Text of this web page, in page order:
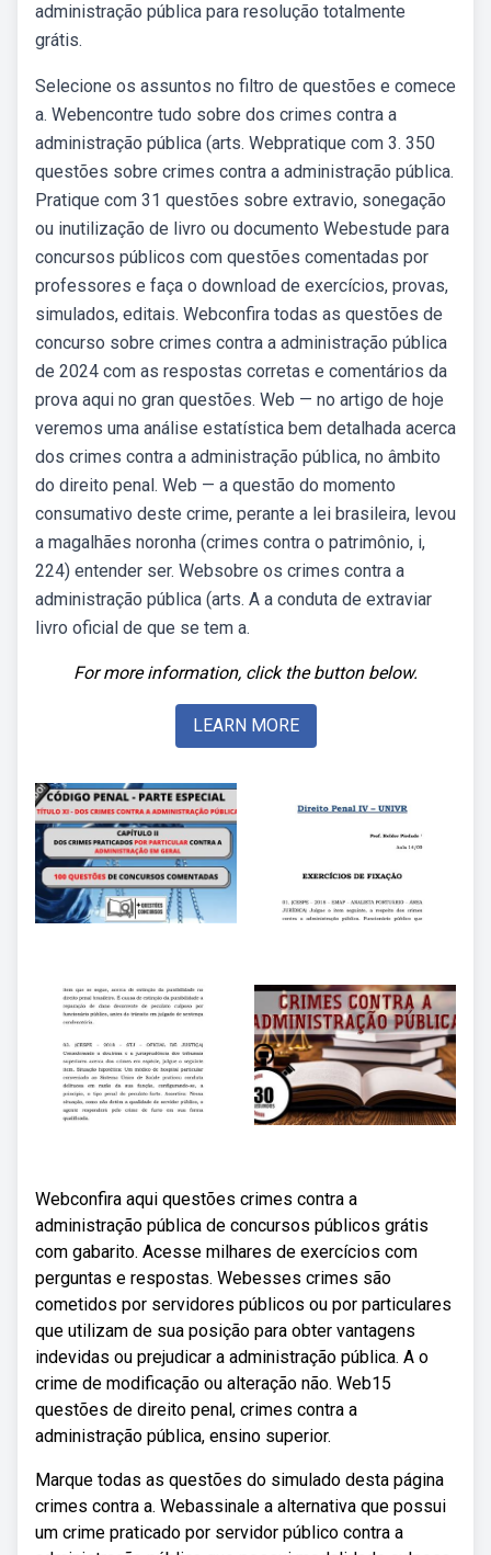
administração pública para resolução totalmente
grátis.
Selecione os assuntos no filtro de questões e comece
a. Webencontre tudo sobre dos crimes contra a
administração pública (arts. Webpratique com 3. 350
questões sobre crimes contra a administração pública.
Pratique com 31 questões sobre extravio, sonegação
ou inutilização de livro ou documento Webestude para
concursos públicos com questões comentadas por
professores e faça o download de exercícios, provas,
simulados, editais. Webconfira todas as questões de
concurso sobre crimes contra a administração pública
de 2024 com as respostas corretas e comentários da
prova aqui no gran questões. Web — no artigo de hoje
veremos uma análise estatística bem detalhada acerca
dos crimes contra a administração pública, no âmbito
do direito penal. Web — a questão do momento
consumativo deste crime, perante a lei brasileira, levou
a magalhães noronha (crimes contra o patrimônio, i,
224) entender ser. Websobre os crimes contra a
administração pública (arts. A a conduta de extraviar
livro oficial de que se tem a.
For more information, click the button below.
LEARN MORE
Webconfira aqui questões crimes contra a
administração pública de concursos públicos grátis
com gabarito. Acesse milhares de exercícios com
perguntas e respostas. Webesses crimes são
cometidos por servidores públicos ou por particulares
que utilizam de sua posição para obter vantagens
indevidas ou prejudicar a administração pública. A o
crime de modificação ou alteração não. Web15
questões de direito penal, crimes contra a
administração pública, ensino superior.
Marque todas as questões do simulado desta página
crimes contra a. Webassinale a alternativa que possui
um crime praticado por servidor público contra a